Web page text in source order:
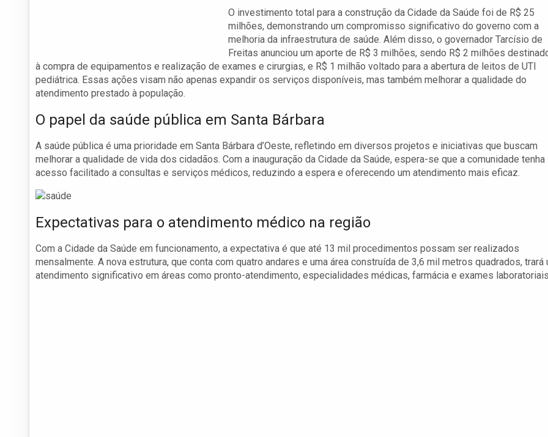
O investimento total para a construção da Cidade da Saúde foi de R$ 25
milhões, demonstrando um compromisso significativo do governo com a
melhoria da infraestrutura de saúde. Além disso, o governador Tarcísio de
Freitas anunciou um aporte de R$ 3 milhões, sendo R$ 2 milhões
à compra de equipamentos e realização de exames e cirurgias, e R$ 1 milhão voltado para a abertura de leitos de UTI
pediátrica. Essas ações visam não apenas expandir os serviços disponíveis, mas também melhorar a qualidade do
atendimento prestado à população.
O papel da saúde pública em Santa Bárbara
A saúde pública é uma prioridade em Santa Bárbara d’Oeste, refletindo em diversos projetos e iniciativas que buscam
melhorar a qualidade de vida dos cidadãos. Com a inauguração da Cidade da Saúde, espera-se que a comunidade tenha
acesso facilitado a consultas e serviços médicos, reduzindo a espera e oferecendo um atendimento mais eficaz.
Expectativas para o atendimento médico na região
Com a Cidade da Saúde em funcionamento, a expectativa é que até 13 mil procedimentos possam ser realizados
mensalmente. A nova estrutura, que conta com quatro andares e uma área construída de 3,6 mil metros quadrados, trará
atendimento significativo em áreas como pronto-atendimento, especialidades médicas, farmácia e exames